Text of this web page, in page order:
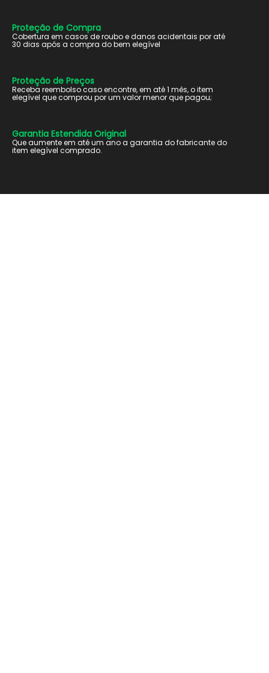
Proteção de Compra
Cobertura em casos de roubo e danos acidentais por até
30 dias após a compra do bem elegível
Proteção de Preços
Receba reembolso caso encontre, em até 1 mês, o item
elegível que comprou por um valor menor que pagou;
Garantia Estendida Original
Que aumente em até um ano a garantia do fabricante do
item elegível comprado.